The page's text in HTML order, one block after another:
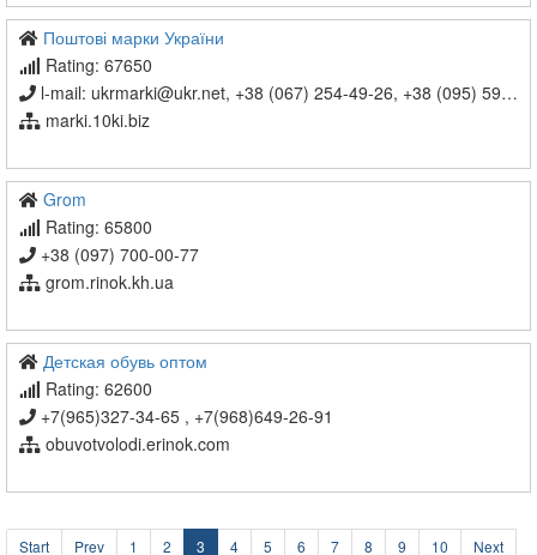
Поштові марки України
Rating: 67650
l-mail: ukrmarki@ukr.net, +38 (067) 254-49-26, +38 (095) 590-80-12
marki.10ki.biz
Grom
Rating: 65800
+38 (097) 700-00-77
grom.rinok.kh.ua
Детская обувь оптом
Rating: 62600
+7(965)327-34-65 , +7(968)649-26-91
obuvotvolodi.erinok.com
Start Prev 1 2 3 4 5 6 7 8 9 10 Next